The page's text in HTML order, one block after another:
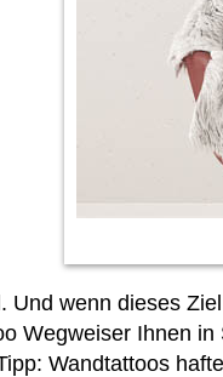
Und wenn dieses
Wegweiser Ihnen
Wandtattoos